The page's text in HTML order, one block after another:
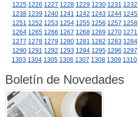
1225 1226 1227 1228 1229 1230 1231 1232
1238 1239 1240 1241 1242 1243 1244 1245
1251 1252 1253 1254 1255 1256 1257 1258
1264 1265 1266 1267 1268 1269 1270 1271
1277 1278 1279 1280 1281 1282 1283 1284
1290 1291 1292 1293 1294 1295 1296 1297
1303 1304 1305 1306 1307 1308 1309 1310
Boletín de Novedades